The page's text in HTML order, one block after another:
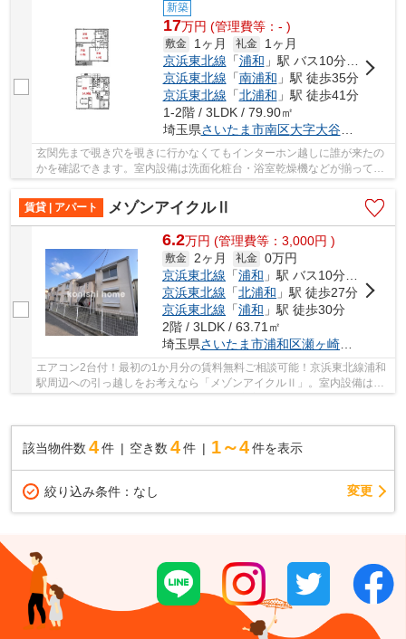
新築
17万円 (管理費等：- )
敷金 1ヶ月 礼金
1ヶ月
京浜東北線 「浦和 」駅 バス10分 「太田窪三丁目」 停歩2分
京浜東北線 「南浦和 」駅 徒歩35分
京浜東北線 「北浦和 」駅 徒歩41分
1-2階 / 3LDK / 79.90㎡
埼玉県さいたま市南区大字大谷口
玄関先まで覗き穴を覗きに行かなくてもインターホン越しに誰が来たの
かを確認できます。室内設備は洗面化粧台・浴室乾燥機などが揃ってお
賃貸 | アパート
メゾンアイクルⅡ
6.2万円 (管理費等：3,000円 )
敷金 2ヶ月 礼金 0万円
京浜東北線 「浦和 」駅 バス10分 「宇宙科学館」 停歩4分
京浜東北線 「北浦和 」駅 徒歩27分
京浜東北線 「浦和 」駅 徒歩30分
2階 / 3LDK / 63.71㎡
埼玉県さいたま市浦和区瀬ヶ崎
エアコン2台付！最初の1か月分の賃料無料ご相談可能！京浜東北線浦和
駅周辺への引っ越しをお考えなら「メゾンアイクルⅡ」。室内設備はエ
該当物件数 4件 空き数 4 件 1～4 件を表示
絞り込み条件： なし 変更